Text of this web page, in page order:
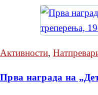
Активности,
Прва награда на